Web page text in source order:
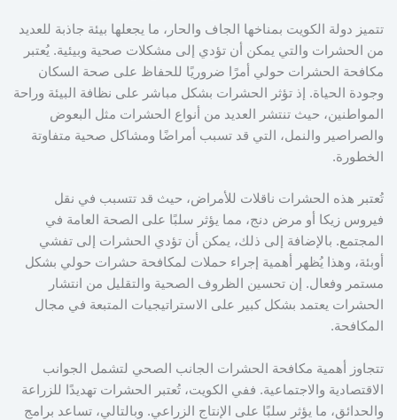
تتميز دولة الكويت بمناخها الجاف والحار، ما يجعلها بيئة جاذبة للعديد
من الحشرات والتي يمكن أن تؤدي إلى مشكلات صحية وبيئية. يُعتبر
مكافحة الحشرات حولي أمرًا ضروريًا للحفاظ على صحة السكان
وجودة الحياة. إذ تؤثر الحشرات بشكل مباشر على نظافة البيئة وراحة
المواطنين، حيث تنتشر العديد من أنواع الحشرات مثل البعوض
والصراصير والنمل، التي قد تسبب أمراضًا ومشاكل صحية متفاوتة
الخطورة.
تُعتبر هذه الحشرات ناقلات للأمراض، حيث قد تتسبب في نقل
فيروس زيكا أو مرض دنج، مما يؤثر سلبًا على الصحة العامة في
المجتمع. بالإضافة إلى ذلك، يمكن أن تؤدي الحشرات إلى تفشي
أوبئة، وهذا يُظهر أهمية إجراء حملات لمكافحة حشرات حولي بشكل
مستمر وفعال. إن تحسين الظروف الصحية والتقليل من انتشار
الحشرات يعتمد بشكل كبير على الاستراتيجيات المتبعة في مجال
المكافحة.
تتجاوز أهمية مكافحة الحشرات الجانب الصحي لتشمل الجوانب
الاقتصادية والاجتماعية. ففي الكويت، تُعتبر الحشرات تهديدًا للزراعة
والحدائق، ما يؤثر سلبًا على الإنتاج الزراعي. وبالتالي، تساعد برامج